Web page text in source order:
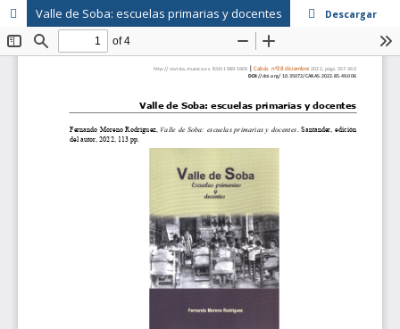
Valle de Soba: escuelas primarias y docentes Descargar